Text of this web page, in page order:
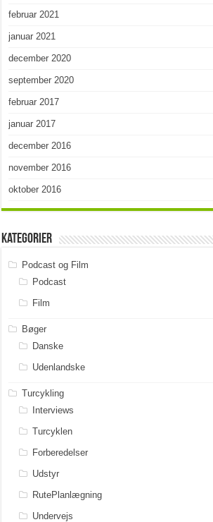
februar 2021
januar 2021
december 2020
september 2020
februar 2017
januar 2017
december 2016
november 2016
oktober 2016
Kategorier
Podcast og Film
Podcast
Film
Bøger
Danske
Udenlandske
Turcykling
Interviews
Turcyklen
Forberedelser
Udstyr
RutePlanlægning
Undervejs